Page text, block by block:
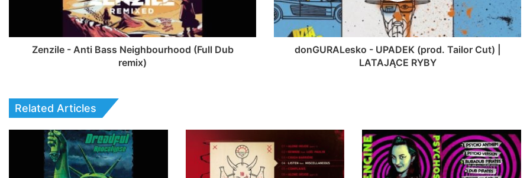
Zenzile - Anti Bass Neighbourhood (Full Dub
remix)
donGURALesko - UPADEK (prod. Tailor Cut) |
LATAJĄCE RYBY
Related Articles